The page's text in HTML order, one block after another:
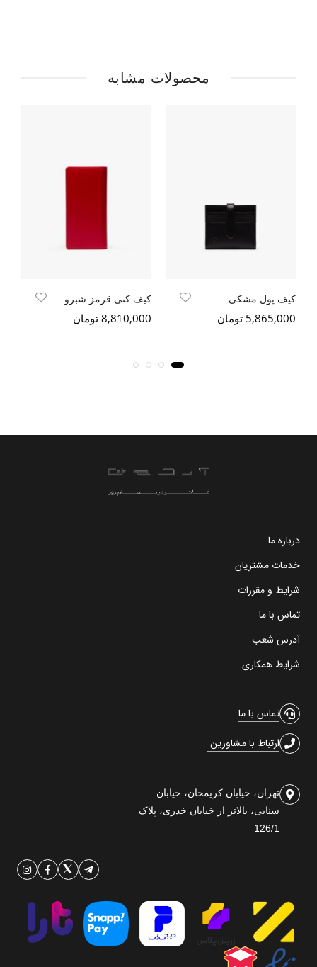
محصولات مشابه
کیف پول مشکی
5,865,000 تومان
کیف کتی قرمز شبرو
8,810,000 تومان
درباره ما
خدمات مشتریان
شرایط و مقررات
تماس با ما
آدرس شعب
شرایط همکاری
تماس با ما
ارتباط با مشاورین
تهران، خیابان کریمخان، خیابان
سنایی، بالاتر از خیابان خدری، پلاک
126/1